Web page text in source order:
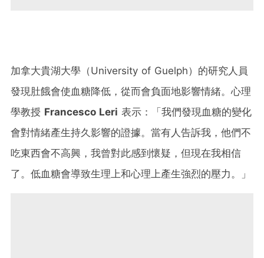
加拿大貴湖大學（University of Guelph）的研究人員
發現肚餓會使血糖降低，從而會負面地影響情緒。心理
學教授 Francesco Leri 表示：「我們發現血糖的變化
會對情緒產生持久影響的證據。當有人告訴我，他們不
吃東西會不高興，我曾對此感到懷疑，但現在我相信
了。低血糖會導致生理上和心理上產生強烈的壓力。」